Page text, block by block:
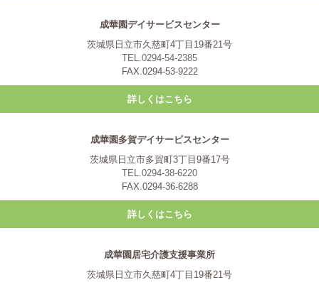
成華園デイサービスセンター
茨城県日立市久慈町4丁目19番21号
TEL.0294-54-2385
FAX.0294-53-9222
詳しくはこちら
成華園多賀デイサービスセンター
茨城県日立市多賀町3丁目9番17号
TEL.0294-38-6220
FAX.0294-36-6288
詳しくはこちら
成華園居宅介護支援事業所
茨城県日立市久慈町4丁目19番21号